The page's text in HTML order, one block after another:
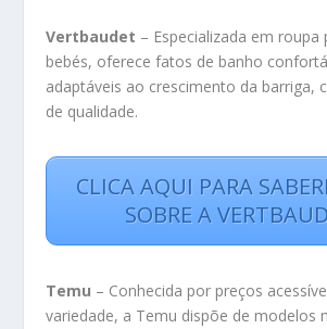
Vertbaudet – Especializada em roupa
bebés, oferece fatos de banho
adaptáveis ao crescimento da barriga,
de qualidade.
CLICA AQUI PARA
SOBRE A
Temu – Conhecida por preços
variedade, a Temu dispõe de modelos